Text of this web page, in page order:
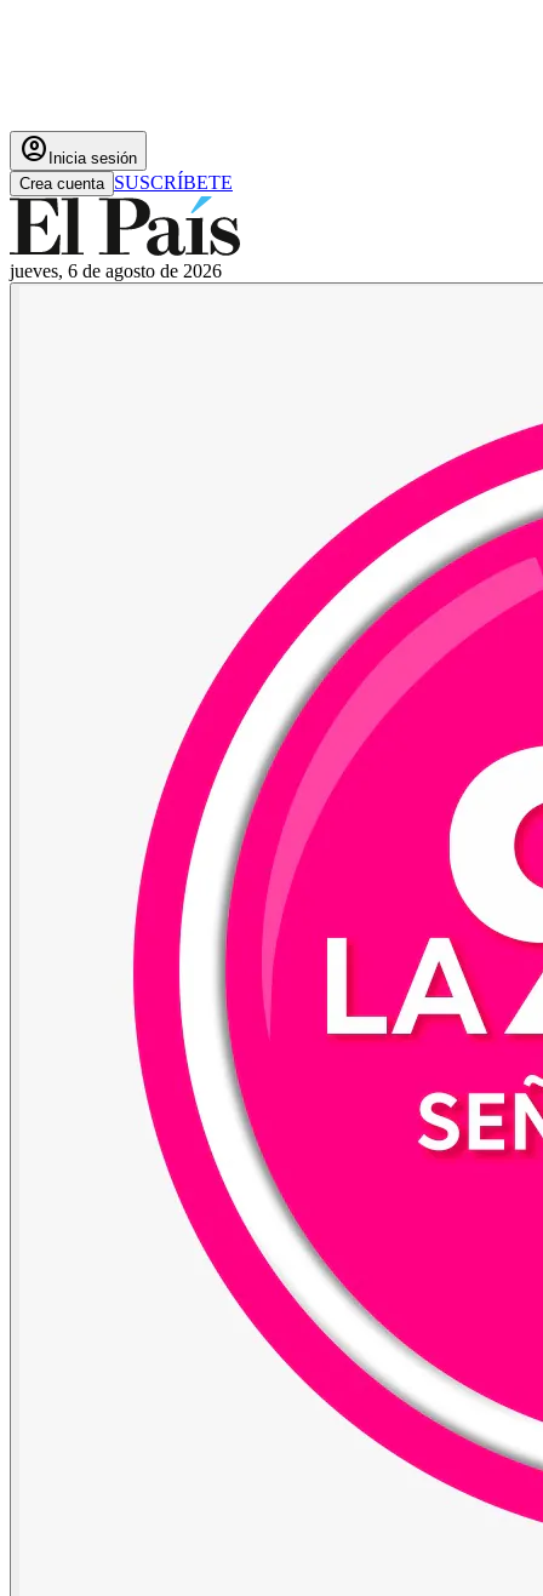
account_circle Inicia sesión
Crea cuenta SUSCRÍBETE
jueves, 6 de agosto de 2026